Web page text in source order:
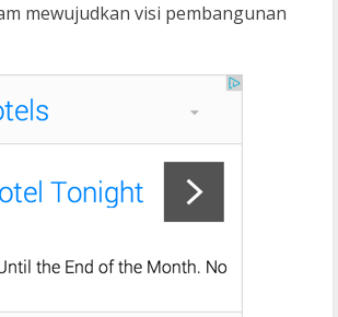
mewujudkan visi pembangunan